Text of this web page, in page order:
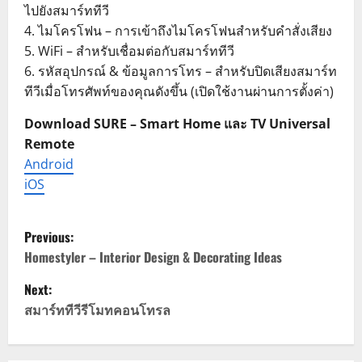
ไปยังสมาร์ททีวี
4. ไมโครโฟน – การเข้าถึงไมโครโฟนสำหรับคำสั่งเสียง
5. WiFi – สำหรับเชื่อมต่อกับสมาร์ททีวี
6. รหัสอุปกรณ์ & ข้อมูลการโทร – สำหรับปิดเสียงสมาร์ท
ทีวีเมื่อโทรศัพท์ของคุณดังขึ้น (เปิดใช้งานผ่านการตั้งค่า)
Download SURE – Smart Home และ TV Universal
Remote
Android
iOS
P
o
s
Previous:
Homestyler – Interior Design & Decorating Ideas
Next:
สมาร์ททีวีรีโมทคอนโทรล